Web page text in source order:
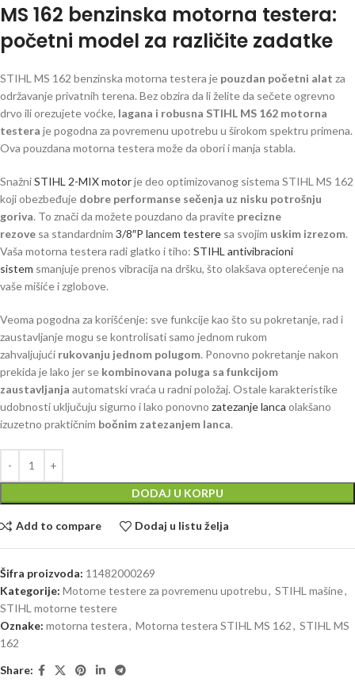
MS 162 benzinska motorna testera:
početni model za različite zadatke
STIHL MS 162 benzinska motorna testera je pouzdan početni alat za
održavanje privatnih terena. Bez obzira da li želite da sečete ogrevno
drvo ili orezujete voćke, lagana i robusna STIHL MS 162 motorna
testera je pogodna za povremenu upotrebu u širokom spektru primena.
Ova pouzdana motorna testera može da obori i manja stabla.
SnažniSTIHL 2-MIX motorje deo optimizovanog sistema STIHL MS 162
koji obezbeđuje dobre performanse sečenja uz nisku potrošnju
goriva. To znači da možete pouzdano da pravite precizne
rezove sa standardnim 3/8″P lancem testere sa svojim uskim izrezom.
Vaša motorna testera radi glatko i tiho: STIHL antivibracioni
sistem smanjuje prenos vibracija na dršku, što olakšava opterećenje na
vaše mišiće i zglobove.
Veoma pogodna za korišćenje: sve funkcije kao što su pokretanje, rad i
zaustavljanje mogu se kontrolisati samo jednom rukom
zahvaljujući rukovanju jednom polugom. Ponovno pokretanje nakon
prekida je lako jer se kombinovana poluga sa funkcijom
zaustavljanja automatski vraća u radni položaj. Ostale karakteristike
udobnosti uključuju sigurno i lako ponovno zatezanje lanca olakšano
izuzetno praktičnim bočnim zatezanjem lanca.
DODAJ U KORPU
Add to compare Dodaj u listu želja
Šifra proizvoda: 11482000269
Kategorije: Motorne testere za povremenu upotrebu, STIHL mašine,
STIHL motorne testere
Oznake: motorna testera, Motorna testera STIHL MS 162, STIHL MS
162
Share: